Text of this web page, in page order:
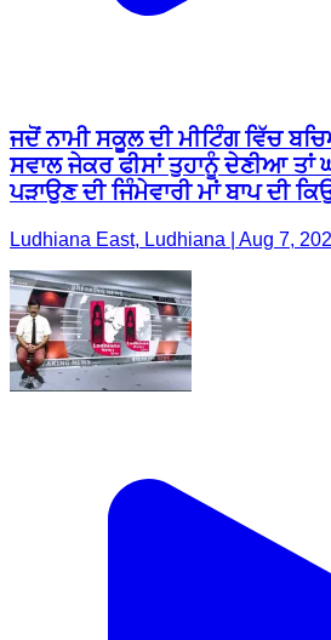
ਜਦੋਂ ਨਾਮੀ ਸਕੂਲ ਦੀ ਮੀਟਿੰਗ ਵਿੱਚ
ਸਵਾਲ ਜੇਕਰ ਫੀਸਾਂ ਤੁਹਾਨੂੰ ਦੇਣੀਆ
ਪੜਾਉਣ ਦੀ ਜਿੰਮੇਵਾਰੀ ਮਾਂ ਬਾਪ ਦੀ
Ludhiana East, Ludhiana | Aug 7,